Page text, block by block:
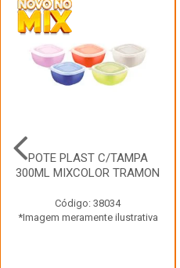
POTE PLAST C/TAMPA
300ML MIXCOLOR TRAMON
Código: 38034
*Imagem meramente ilustrativa